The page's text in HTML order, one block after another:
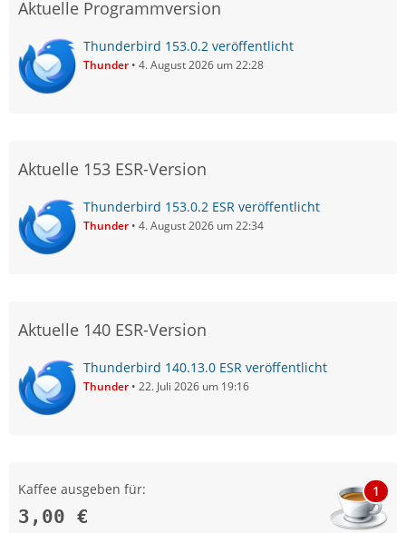
Aktuelle Programmversion
Thunderbird 153.0.2 veröffentlicht
Thunder 4. August 2026 um 22:28
Aktuelle 153 ESR-Version
Thunderbird 153.0.2 ESR veröffentlicht
Thunder 4. August 2026 um 22:34
Aktuelle 140 ESR-Version
Thunderbird 140.13.0 ESR veröffentlicht
Thunder 22. Juli 2026 um 19:16
Kaffee ausgeben für:
3,00 €
1